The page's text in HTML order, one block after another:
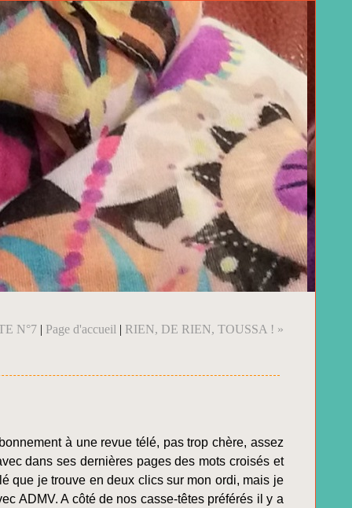
N°7| Page d'accueil | RIEN, DE RIEN, TOUSSA ! »
à une revue télé, pas trop chère, assez
dans ses dernières pages des mots croisés et
que je trouve en deux clics sur mon ordi, mais je
ADMV. A côté de nos casse-têtes préférés il y a